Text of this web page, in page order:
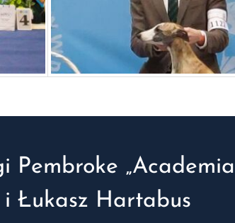
Pembroke
Łukasz Hartabus